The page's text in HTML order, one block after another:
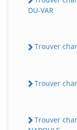
DU-VAR
Trouver
Trouver
Trouver